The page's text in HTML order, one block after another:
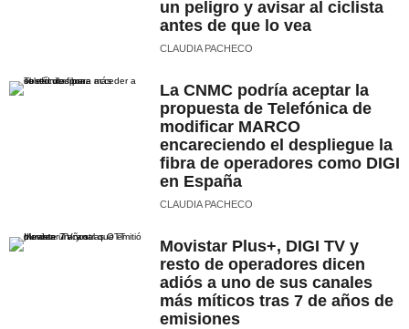
un peligro y avisar al ciclista
antes de que lo vea
CLAUDIA PACHECO
La CNMC podría aceptar la
propuesta de Telefónica de
modificar MARCO
encareciendo el despliegue la
fibra de operadores como DIGI
en España
CLAUDIA PACHECO
Movistar Plus+, DIGI TV y
resto de operadores dicen
adiós a uno de sus canales
más míticos tras 7 de años de
emisiones